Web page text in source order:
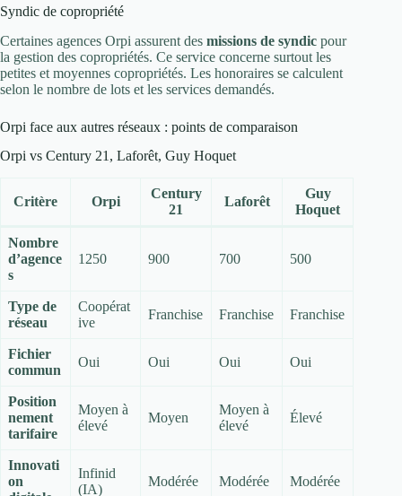
Syndic de copropriété
Certaines agences Orpi assurent des missions de syndic pour
la gestion des copropriétés. Ce service concerne surtout les
petites et moyennes copropriétés. Les honoraires se calculent
selon le nombre de lots et les services demandés.
Orpi face aux autres réseaux : points de comparaison
Orpi vs Century 21, Laforêt, Guy Hoquet
Critère Orpi
Century
21
Laforêt
Guy
Hoquet
Nombre
d’agence
s
1250 900 700 500
Type de
réseau
Coopérat
ive
Franchise Franchise Franchise
Fichier
commun
Oui Oui Oui Oui
Position
nement
tarifaire
Moyen à
élevé
Moyen
Moyen à
élevé
Élevé
Innovati
on
Infinid
(IA)
Modérée Modérée Modérée